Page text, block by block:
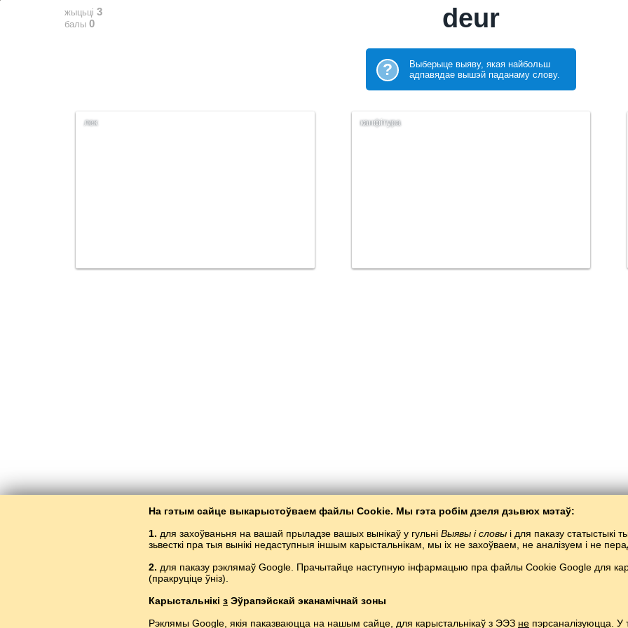
На гэтым сайце выкарыстоўваем файлы Cookie. Мы гэта робім дзеля дзьвюх мэтаў:
1. для захоўваньня на вашай прыладзе вашых вынікаў у гульні Выявы і словыі для паказу статыстыкі
зьвесткі пра тыя вынікі недаступныя іншым карысталь­нікам, мы іх не захоўваем, не аналізуем і не
2. для паказу рэклямаў Google. Прачытайце наступную інфармацыю пра файлы Cookie Google для
(пракруціце ўніз).
Карыстальнікі з Эўрапэйскай эканамічнай зоны
Рэклямы Google, якія паказваюцца на нашым сайце, для карыстальнікаў з ЭЭЗ не пэрсаналізуюцца.
жыцьці 3
балы 0 deur
?
Выберыце выяву, якая найбольш
адпавядае вышэй паданаму слову.
лек канфітура
Балта­Слаў/ Выявы і словы/ Нідэрляндзкая мова ў малюнках